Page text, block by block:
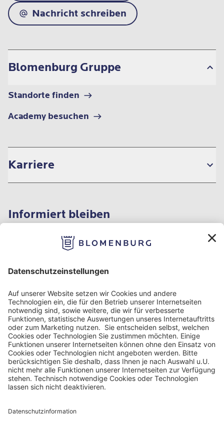
Nachricht schreiben
Blomenburg Gruppe
Standorte finden
Academy besuchen
Karriere
Informiert bleiben
Impressum
Datenschutzinformation
Nutzungsbedingungen
Barrierefreiheit
Cookie Einstellungen